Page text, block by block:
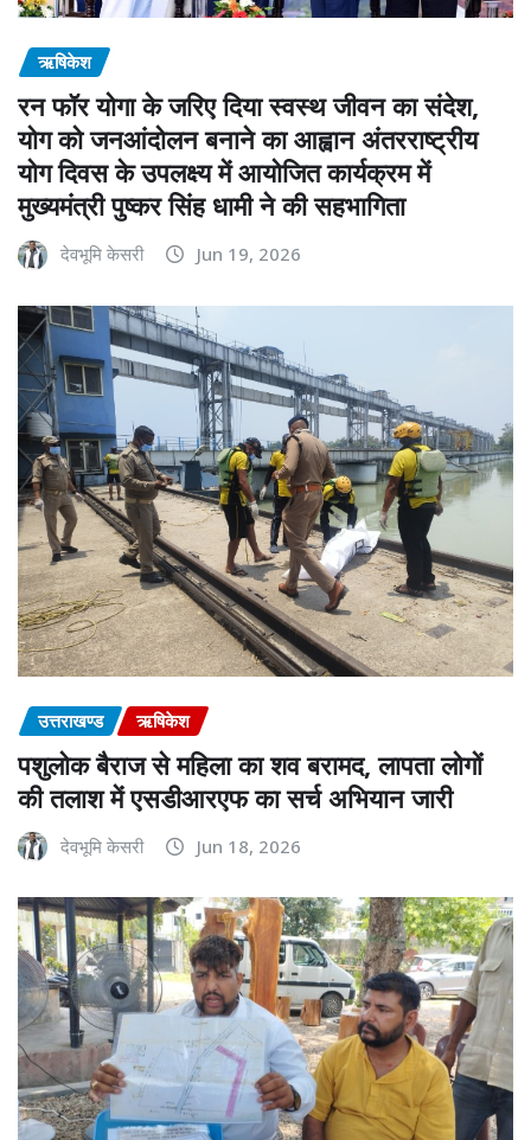
ऋषिकेश
रन फॉर योगा के जरिए दिया स्वस्थ जीवन का संदेश,
योग को जनआंदोलन बनाने का आह्वान अंतरराष्ट्रीय
योग दिवस के उपलक्ष्य में आयोजित कार्यक्रम में
मुख्यमंत्री पुष्कर सिंह धामी ने की सहभागिता
देवभूमि केसरी Jun 19, 2026
उत्तराखण्ड ऋषिकेश
पशुलोक बैराज से महिला का शव बरामद, लापता लोगों
की तलाश में एसडीआरएफ का सर्च अभियान जारी
देवभूमि केसरी Jun 18, 2026